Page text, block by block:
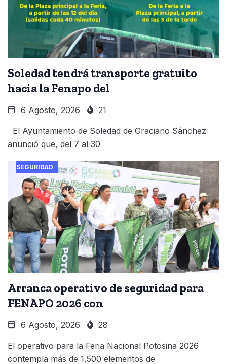
Soledad tendrá transporte gratuito
hacia la Fenapo del
6 Agosto, 2026 21
El Ayuntamiento de Soledad de Graciano Sánchez
anunció que, del 7 al 30
SEGURIDAD
Arranca operativo de seguridad para
FENAPO 2026 con
6 Agosto, 2026 28
El operativo para la Feria Nacional Potosina 2026
contempla más de 1,500 elementos de